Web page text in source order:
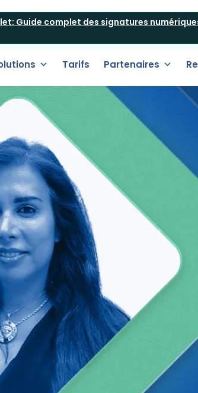
Guide complet des signatures
Tarifs Partenaires